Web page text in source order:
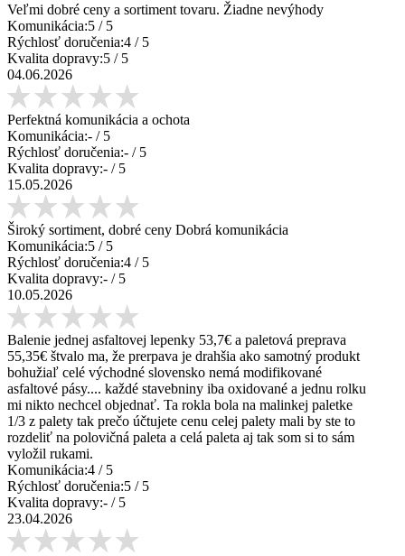
Veľmi dobré ceny a sortiment tovaru. Žiadne nevýhody
Komunikácia:5 / 5
Rýchlosť doručenia:4 / 5
Kvalita dopravy:5 / 5
04.06.2026
Perfektná komunikácia a ochota
Komunikácia:- / 5
Rýchlosť doručenia:- / 5
Kvalita dopravy:- / 5
15.05.2026
Široký sortiment, dobré ceny Dobrá komunikácia
Komunikácia:5 / 5
Rýchlosť doručenia:4 / 5
Kvalita dopravy:- / 5
10.05.2026
Balenie jednej asfaltovej lepenky 53,7€ a paletová preprava
55,35€ štvalo ma, že prerpava je drahšia ako samotný produkt
bohužiaľ celé východné slovensko nemá modifikované
asfaltové pásy.... každé stavebniny iba oxidované a jednu rolku
mi nikto nechcel objednať. Ta rokla bola na malinkej paletke
1/3 z palety tak prečo účtujete cenu celej palety mali by ste to
rozdeliť na polovičná paleta a celá paleta aj tak som si to sám
vyložil rukami.
Komunikácia:4 / 5
Rýchlosť doručenia:5 / 5
Kvalita dopravy:- / 5
23.04.2026